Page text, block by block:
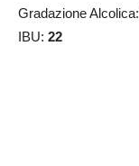
Gradazione Alcolica:
IBU: 22